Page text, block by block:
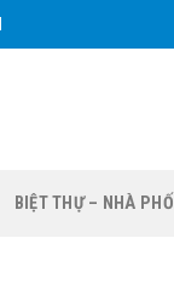
BIỆT THỰ – NHÀ